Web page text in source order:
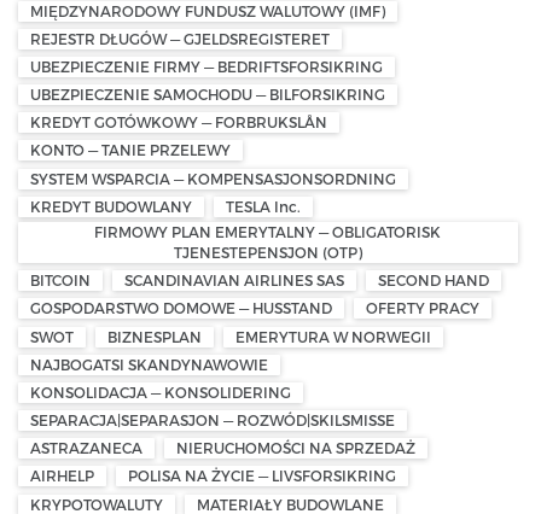
MIĘDZYNARODOWY FUNDUSZ WALUTOWY (IMF)
REJESTR DŁUGÓW — GJELDSREGISTERET
UBEZPIECZENIE FIRMY — BEDRIFTSFORSIKRING
UBEZPIECZENIE SAMOCHODU — BILFORSIKRING
KREDYT GOTÓWKOWY — FORBRUKSLÅN
KONTO — TANIE PRZELEWY
SYSTEM WSPARCIA — KOMPENSASJONSORDNING
KREDYT BUDOWLANY
TESLA Inc.
FIRMOWY PLAN EMERYTALNY — OBLIGATORISK
TJENESTEPENSJON (OTP)
BITCOIN
SCANDINAVIAN AIRLINES SAS
SECOND HAND
GOSPODARSTWO DOMOWE — HUSSTAND
OFERTY PRACY
SWOT
BIZNESPLAN
EMERYTURA W NORWEGII
NAJBOGATSI SKANDYNAWOWIE
KONSOLIDACJA — KONSOLIDERING
SEPARACJA|SEPARASJON — ROZWÓD|SKILSMISSE
ASTRAZANECA
NIERUCHOMOŚCI NA SPRZEDAŻ
AIRHELP
POLISA NA ŻYCIE — LIVSFORSIKRING
KRYPOTOWALUTY
MATERIAŁY BUDOWLANE